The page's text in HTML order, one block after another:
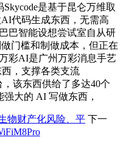
是基于昆仑万维取
代码生成东西，无需高
巴智能设想尝试室自从研
门槛和制做成本，但正在
彩AI是广州万彩消息手艺
，支撑各类支流
该东西供给了多达40个
大的 AI 写做东西，
物财产化风险、平 下一